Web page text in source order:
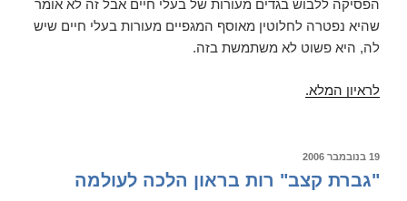
הפסיקה ללבוש בגדים מעורות של בעלי חיים אבל זה לא אומר
שהיא נפטרה לחלוטין מאוסף המגפיים מעורות בעלי חיים שיש
לה, היא פשוט לא משתמשת בזה.
לראיון המלא.
פורסם
ב
19 בנובמבר 2006
"גברת קצב" רות בראון הלכה לעולמה